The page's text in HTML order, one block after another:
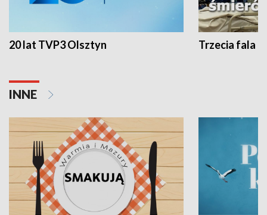
20 lat TVP3 Olsztyn Trzecia fala -
INNE